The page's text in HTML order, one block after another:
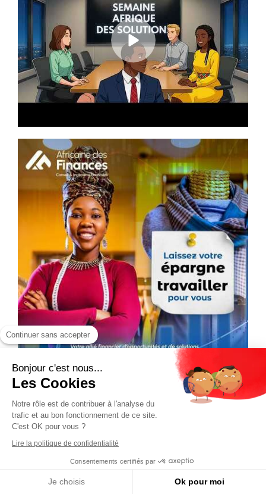
Continuer sans accepter
Bonjour c'est nous...
Les Cookies
Notre rôle est de contribuer à l'analyse du
trafic et au bon fonctionnement de ce site.
C'est OK pour vous ?
Lire la politique de confidentialité
Consentements certifiés par
Je choisis Ok pour moi